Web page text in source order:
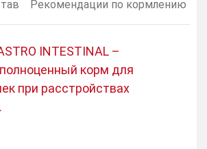
Рекомендации по кормлению
INTESTINAL –
корм для
при расстройствах